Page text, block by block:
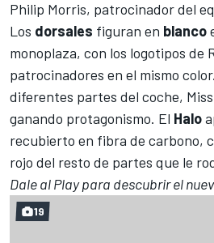
Philip Morris, patrocinador del
Los dorsales figuran en blanco
monoplaza, con los logotipos de
patrocinadores en el mismo
diferentes partes del coche,
ganando protagonismo. El Halo
recubierto en fibra de carbono,
rojo del resto de partes que le
Dale al Play para descubrir el
19